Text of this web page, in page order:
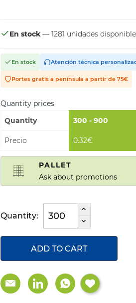
En stock — 1281 unidades
En stock Atención técnica
Portes gratis a península a partir de 75€
Quantity prices
Quantity
300 - 900
Precio 0.32€
PALLET
Ask about promotions
Quantity:
ADD TO CART